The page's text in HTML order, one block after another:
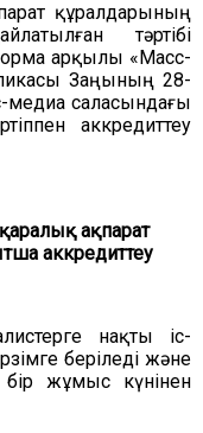
құралдарының
тәртібі
арқылы «Масс-
Заңының 28-
медиа саласындағы
аккредиттеу
ақпарат
аккредиттеу
нақты іс-
беріледі және
бір жұмыс күнінен